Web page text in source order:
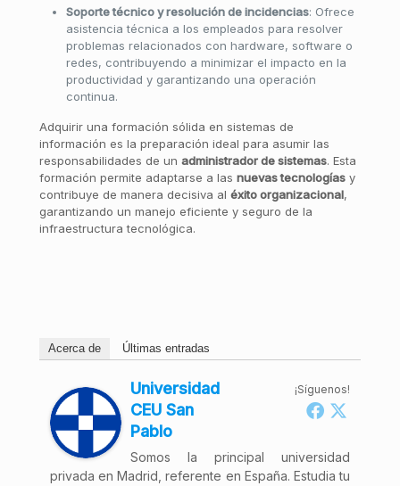
Soporte técnico y resolución de incidencias: Ofrece
asistencia técnica a los empleados para resolver
problemas relacionados con hardware, software o
redes, contribuyendo a minimizar el impacto en la
productividad y garantizando una operación
continua.
Adquirir una formación sólida en sistemas de
información es la preparación ideal para asumir las
responsabilidades de un administrador de sistemas. Esta
formación permite adaptarse a las nuevas tecnologíasy
contribuye de manera decisiva al éxito organizacional,
garantizando un manejo eficiente y seguro de la
infraestructura tecnológica.
Acerca de Últimas entradas
¡Síguenos!
Universidad
CEU San
Pablo
Somos la principal universidad
privada en Madrid, referente en España. Estudia tu